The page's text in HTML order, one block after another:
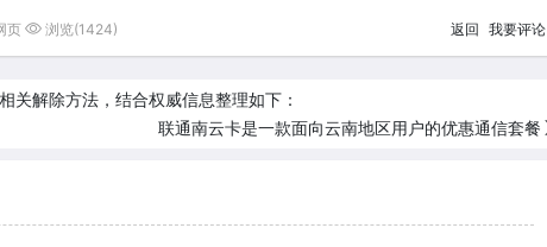
页 浏览(1424) 返回 我要评论
关解除方法，结合权威信息整理如下：
联通南云卡是一款面向云南地区用户的优惠通信套餐